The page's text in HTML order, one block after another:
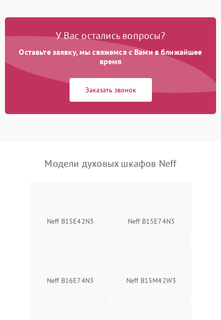
У Вас остались вопросы?
Оставьте заявку, мы свяжемся с Вами в ближайшее
время
Заказать звонок
Модели духовых шкафов Neff
Neff B15E42N3 Neff B15E74N3
Neff B16E74N3 Neff B15M42W3